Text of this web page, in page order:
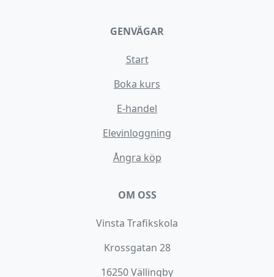
GENVÄGAR
Start
Boka kurs
E-handel
Elevinloggning
Ångra köp
OM OSS
Vinsta Trafikskola
Krossgatan 28
16250 Vällingby